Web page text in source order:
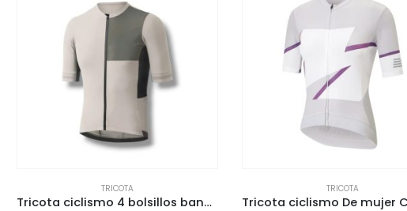
TRICOTA
Tricota ciclismo 4 bolsillos banda en cintura y brazos Técnica para Ciclistas
TRICOTA